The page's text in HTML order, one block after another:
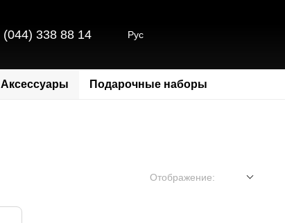
(044) 338 88 14 Рус
Аксессуары Подарочные наборы
Отображение: